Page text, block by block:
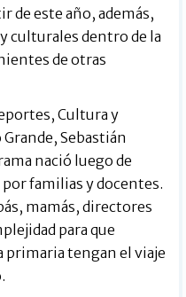
de este año, además,
culturales dentro de la
de otras
Cultura y
Sebastián
nació luego de
familias y docentes.
mamás, directores
para que
primaria tengan el viaje